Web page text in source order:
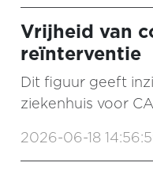
Vrijheid van
reïnterventie
Dit figuur geeft
ziekenhuis voor
2026-06-18